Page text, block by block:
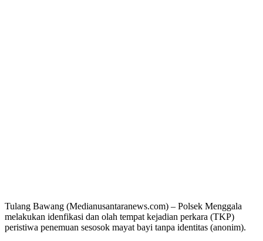
Tulang Bawang (Medianusantaranews.com) – Polsek Menggala
melakukan idenfikasi dan olah tempat kejadian perkara (TKP)
peristiwa penemuan sesosok mayat bayi tanpa identitas (anonim).